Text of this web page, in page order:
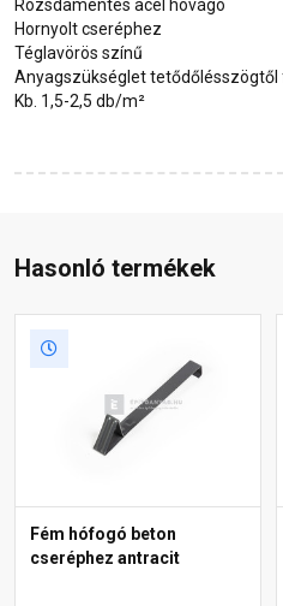
Rozsdamentes acél hóvágó
Hornyolt cseréphez
Téglavörös színű
Anyagszükséglet tetődőlésszögtől
Kb. 1,5-2,5 db/m²
Hasonló termékek
Fém hófogó beton
cseréphez antracit